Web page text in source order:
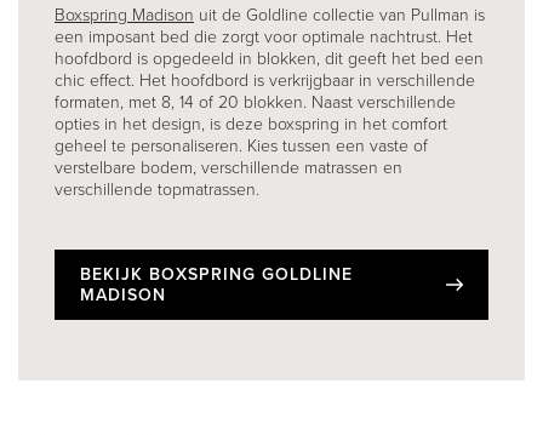
Boxspring Madison uit de Goldline collectie van Pullman is
een imposant bed die zorgt voor optimale nachtrust. Het
hoofdbord is opgedeeld in blokken, dit geeft het bed een
chic effect. Het hoofdbord is verkrijgbaar in verschillende
formaten, met 8, 14 of 20 blokken. Naast verschillende
opties in het design, is deze boxspring in het comfort
geheel te personaliseren. Kies tussen een vaste of
verstelbare bodem, verschillende matrassen en
verschillende topmatrassen.
BEKIJK BOXSPRING GOLDLINE
MADISON